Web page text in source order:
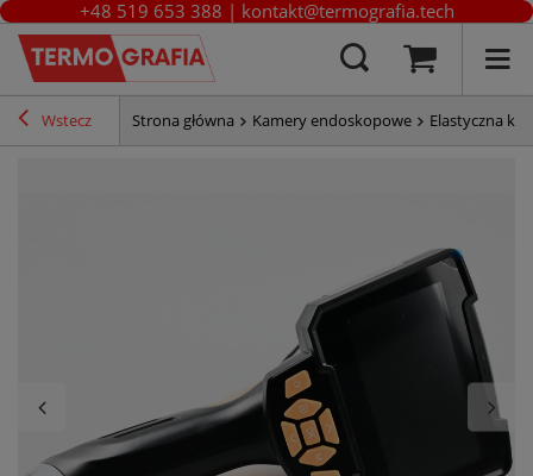
+48 519 653 388 | kontakt@termografia.tech
Wstecz Strona główna Kamery endoskopowe Elastyczna